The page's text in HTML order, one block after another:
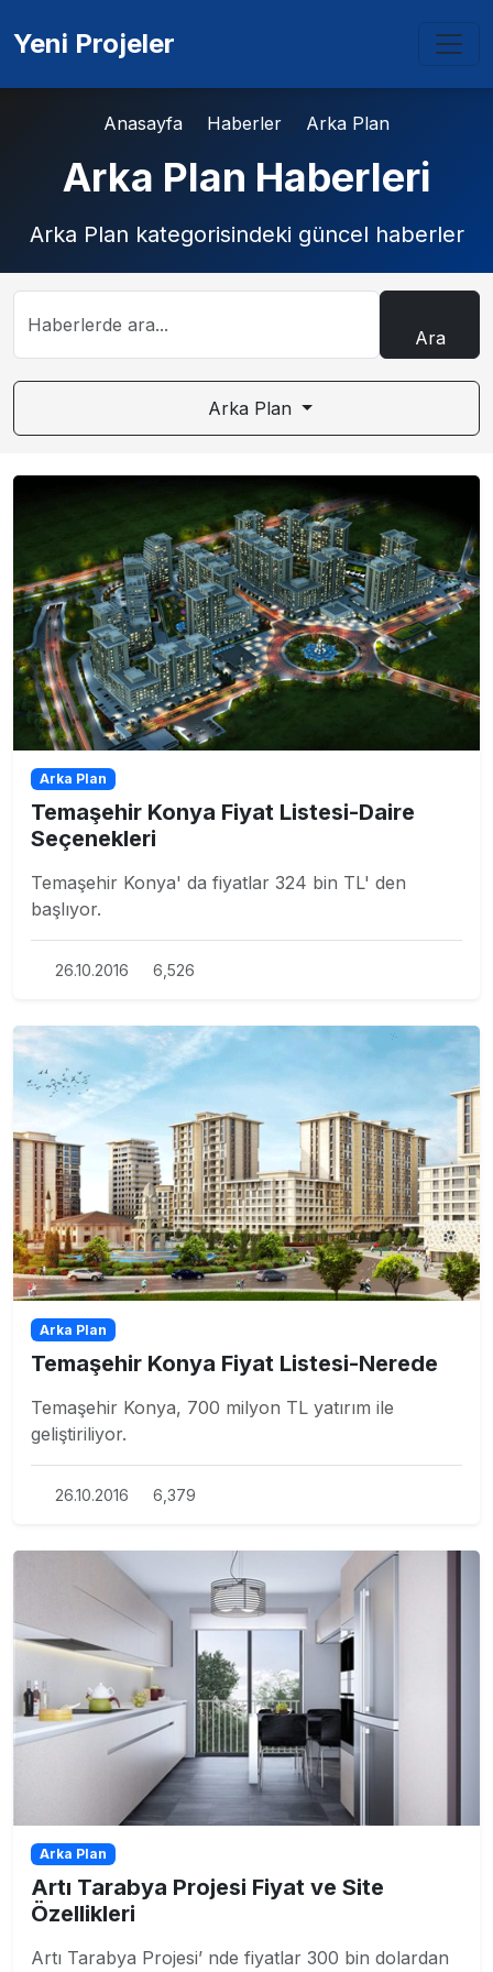
Yeni Projeler
Anasayfa Haberler Arka Plan
Arka Plan Haberleri
Arka Plan kategorisindeki güncel haberler
Ara
Arka Plan
Arka Plan
Temaşehir Konya Fiyat Listesi-Daire
Seçenekleri
Temaşehir Konya' da fiyatlar 324 bin TL' den
başlıyor.
26.10.2016 6,526
Arka Plan
Temaşehir Konya Fiyat Listesi-Nerede
Temaşehir Konya, 700 milyon TL yatırım ile
geliştiriliyor.
26.10.2016 6,379
Arka Plan
Artı Tarabya Projesi Fiyat ve Site
Özellikleri
Artı Tarabya Projesi’ nde fiyatlar 300 bin dolardan